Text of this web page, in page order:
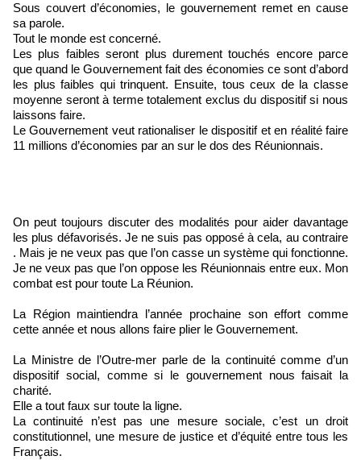
Sous couvert d’économies, le gouvernement remet en cause
sa parole.
Tout le monde est concerné.
Les plus faibles seront plus durement touchés encore parce
que quand le Gouvernement fait des économies ce sont d’abord
les plus faibles qui trinquent. Ensuite, tous ceux de la classe
moyenne seront à terme totalement exclus du dispositif si nous
laissons faire.
Le Gouvernement veut rationaliser le dispositif et en réalité faire
11 millions d’économies par an sur le dos des Réunionnais.
On peut toujours discuter des modalités pour aider davantage
les plus défavorisés. Je ne suis pas opposé à cela, au contraire
. Mais je ne veux pas que l’on casse un système qui fonctionne.
Je ne veux pas que l’on oppose les Réunionnais entre eux. Mon
combat est pour toute La Réunion.
La Région maintiendra l’année prochaine son effort comme
cette année et nous allons faire plier le Gouvernement.
La Ministre de l’Outre-mer parle de la continuité comme d’un
dispositif social, comme si le gouvernement nous faisait la
charité.
Elle a tout faux sur toute la ligne.
La continuité n’est pas une mesure sociale, c’est un droit
constitutionnel, une mesure de justice et d’équité entre tous les
Français.